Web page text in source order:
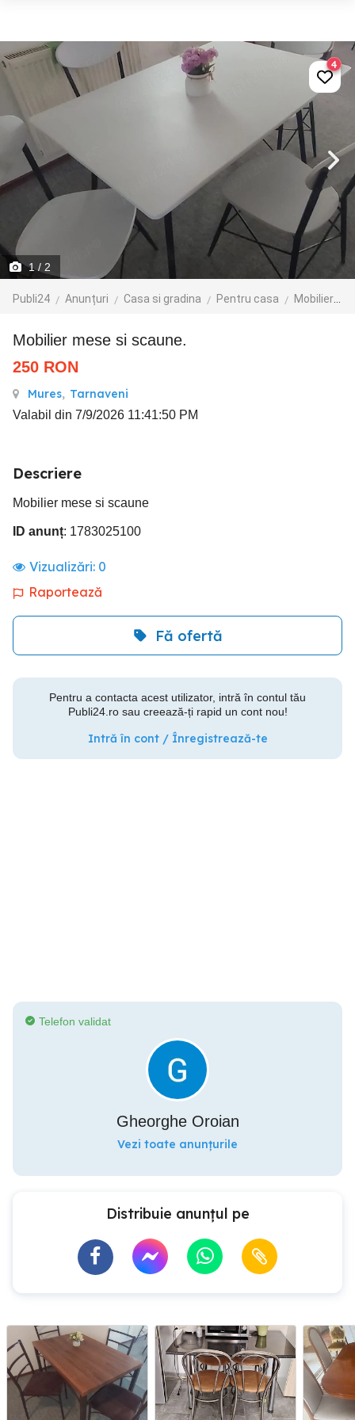
1 / 2
Publi24 Anunțuri Casa si gradina Pentru casa Mobilier
4
Mobilier mese si scaune.
250 RON
Mures, Tarnaveni
Valabil din 7/9/2026 11:41:50 PM
Descriere
Mobilier mese si scaune
ID anunț: 1783025100
Vizualizări: 0
Raportează
Fă ofertă
Pentru a contacta acest utilizator, intră în contul tău
Publi24.ro sau creează-ți rapid un cont nou!
Intră în cont / Înregistrează-te
Telefon validat
Gheorghe Oroian
Vezi toate anunțurile
Distribuie anunțul pe